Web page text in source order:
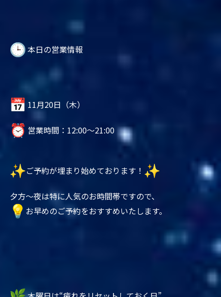
本日の営業情報
11月20日（木）
営業時間：12:00～21:00
ご予約が埋まり始めております！
夕方〜夜は特に人気のお時間帯ですので、
お早めのご予約をおすすめいたします。